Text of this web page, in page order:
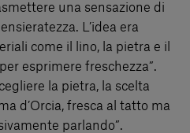
una sensazione di
L’idea era
come il lino, la pietra e il
esprimere freschezza”.
la pietra, la scelta
d’Orcia, fresca al tatto ma
parlando”.